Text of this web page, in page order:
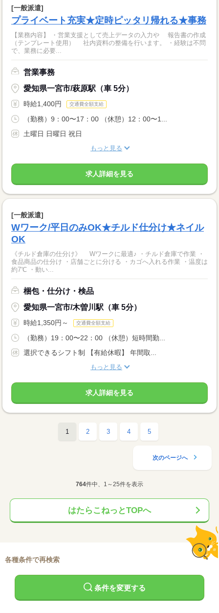
[一般派遣]
プライベート充実★定時ピッタリ帰れる★事務
【業務内容】 ・営業支援として売上データの入力や 報告書の作成
（テンプレート使用） 社内資料の整備を行います。 ・経験は不問
で、業務に必要...
営業事務
愛知県一宮市/萩原駅（車 5分）
時給1,400円 交通費全額支給
（勤務）9：00〜17：00 （休憩）12：00〜1...
土曜日 日曜日 祝日
もっと見る
求人詳細を見る
[一般派遣]
Wワーク/平日のみOK★チルド仕分け★ネイル
OK
《チルド倉庫の仕分け》 Wワークに最適♪ ・チルド倉庫で作業 ・
食品商品の仕分け ・店舗ごとに分ける ・カゴへ入れる作業 ・温度は
約7℃ ・動い...
梱包・仕分け・検品
愛知県一宮市/木曽川駅（車 5分）
時給1,350円～ 交通費全額支給
（勤務）19：00〜22：00 （休憩）短時間勤...
選択できるシフト制 【有給休暇】 年間取...
もっと見る
求人詳細を見る
1 2 3 4 5
次のページへ
764件中、1～25件を表示
はたらこねっとTOPへ
各種条件で再検索
条件を変更する